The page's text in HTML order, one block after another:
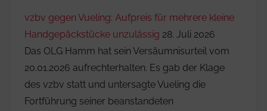
vzbv gegen Vueling: Aufpreis für mehrere kleine
Handgepäckstücke unzulässig 28. Juli 2026
Das OLG Hamm hat sein Versäumnisurteil vom
20.01.2026 aufrechterhalten. Es gab der Klage
des vzbv statt und untersagte Vueling die
Fortführung seiner beanstandeten